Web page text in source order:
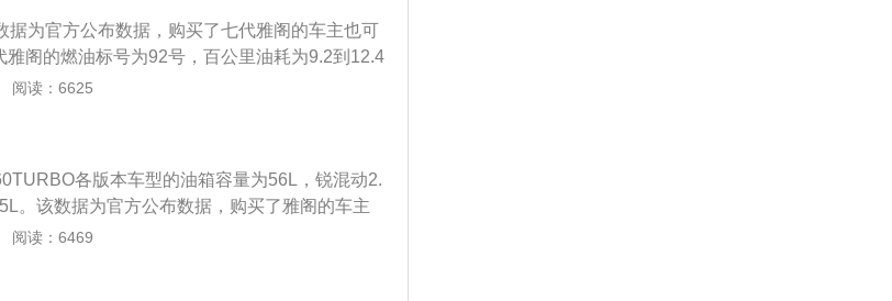
开到半路没油的情况发生。实际加油过程中，
这是由于汽车厂家所标定的油箱容积是从油箱底
到油箱口还有一定的空间，这个空间是为了保
下膨胀，而不至于溢出油箱的安全空间。如果
据为官方公布数据，购买了七代雅阁的车主也可
雅阁的燃油标号为92号，百公里油耗为9.2到12.4
到707km。日常行驶过程中，需要随时注意油
表上。仪表的燃油表一般有5到6格，一般燃油
开到半路没油的情况发生。实际加油过程中，
是由于汽车厂家所标定的油箱容积是从油箱底
到油箱口还有一定的空间，这个空间是为了保
下膨胀，而不至于溢出油箱的安全空间。如果
阅读：6625
各版本车型的油箱容量为56L，锐混动2.
。该数据为官方公布数据，购买了雅阁的车主
阁加的燃油标号为92号，260TURBO各版本车
到4.4L，加满一箱油可以跑的里程为1102到115
阅读：6469